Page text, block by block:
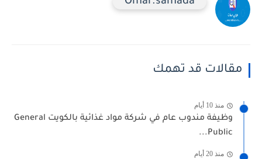
مقالات قد تهمك
منذ 10 أيام
وظيفة مندوب عام في شركة مواد غذائية بالكويت General
Public...
منذ 20 أيام